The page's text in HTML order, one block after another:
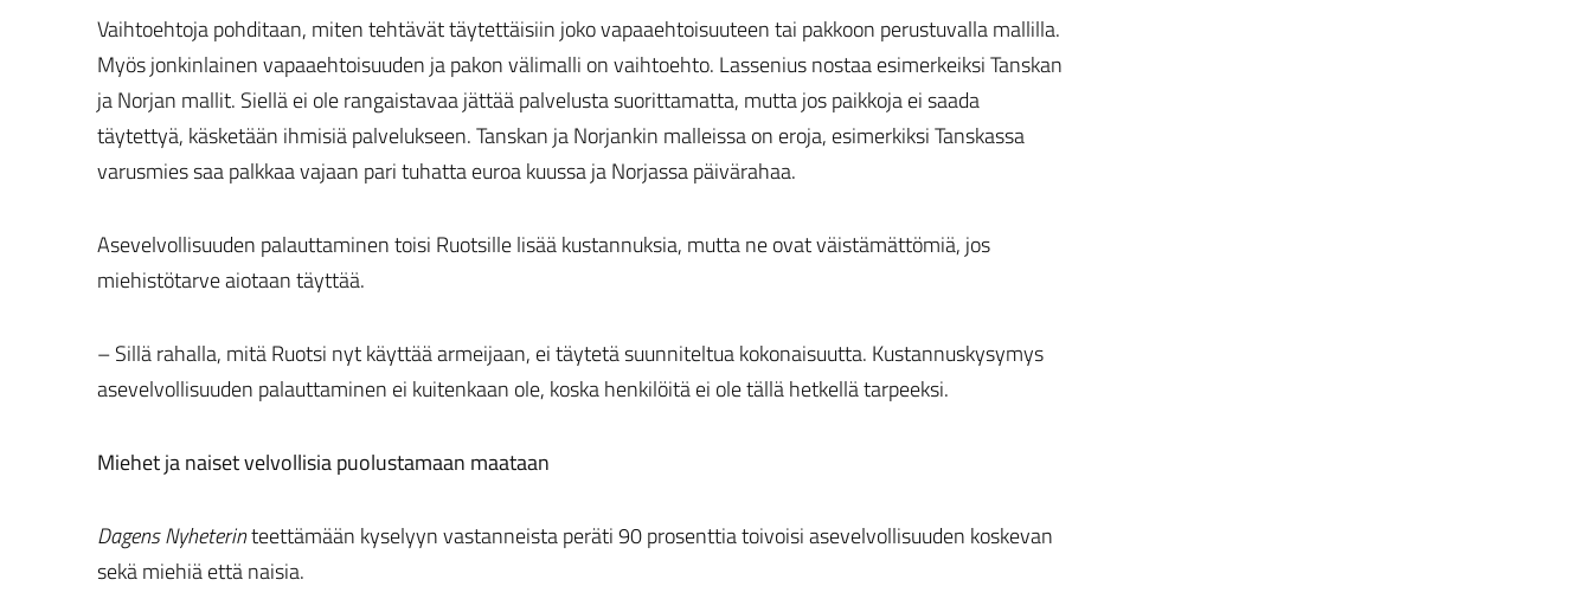
Vaihtoehtoja pohditaan, miten tehtävät täytettäisiin joko vapaaehtoisuuteen tai pakkoon perustuvalla mallilla.
Myös jonkinlainen vapaaehtoisuuden ja pakon välimalli on vaihtoehto. Lassenius nostaa esimerkeiksi Tanskan
ja Norjan mallit. Siellä ei ole rangaistavaa jättää palvelusta suorittamatta, mutta jos paikkoja ei saada
täytettyä, käsketään ihmisiä palvelukseen. Tanskan ja Norjankin malleissa on eroja, esimerkiksi Tanskassa
varusmies saa palkkaa vajaan pari tuhatta euroa kuussa ja Norjassa päivärahaa.
Asevelvollisuuden palauttaminen toisi Ruotsille lisää kustannuksia, mutta ne ovat väistämättömiä, jos
miehistötarve aiotaan täyttää.
– Sillä rahalla, mitä Ruotsi nyt käyttää armeijaan, ei täytetä suunniteltua kokonaisuutta. Kustannuskysymys
asevelvollisuuden palauttaminen ei kuitenkaan ole, koska henkilöitä ei ole tällä hetkellä tarpeeksi.
Miehet ja naiset velvollisia puolustamaan maataan
Dagens Nyheterinteettämään kyselyyn vastanneista peräti 90 prosenttia toivoisi asevelvollisuuden koskevan
sekä miehiä että naisia.